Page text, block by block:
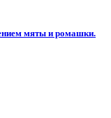
мяты и ромашки.